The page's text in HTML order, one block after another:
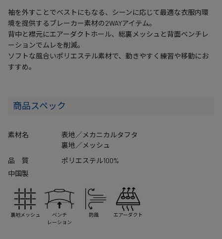
袖を外すことでベストにもなる、シーンに応じて最適な衣服内環
境を提供するブレーカー素材の2WAYアイテム。
背中と襟元にエアーダクトホール、総裏メッシュと背面ベンチレ
ーションでムレを削減。
ソフトな風合いポリエステル素材で、動きやすく練習や移動にお
すすめ。
商品スペック
素材名
表地／メカニカルタフタ
裏地／メッシュ
品 質
ポリエステル100%
中国製
裏地メッシュ
ベンチ
レーション
防風 エアーダクト